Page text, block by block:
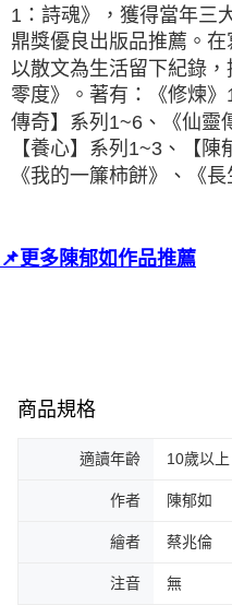
1：詩魂》，獲得當年三
鼎獎優良出版品推薦。
以散文為生活留下紀錄
零度》。著有：《修煉
傳奇】系列1~6、《仙靈
【養心】系列1~3、【陳
《我的一簾柿餅》、《
📌更多陳郁如作品推薦
商品規格
適讀年齡 10歲以上
作者 陳郁如
繪者 蔡兆倫
注音 無